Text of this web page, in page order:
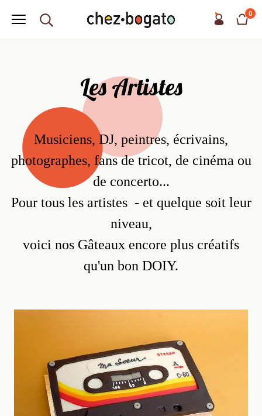
0
Les Artistes
Musiciens, DJ, peintres, écrivains,
photographes, fans de tricot, de cinéma ou
de concerto...
Pour tous les artistes - et quelque soit leur
niveau,
voici nos Gâteaux encore plus créatifs
qu'un bon DOIY.